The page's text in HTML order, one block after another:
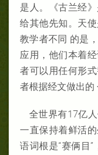
是人。《古兰经
给其他先知。天
教学者不同 的是
应用，他们本着
者可以用任何形
者根据经文做出的
全世界有17亿
一直保持着鲜活
语词根是“赛俩目”